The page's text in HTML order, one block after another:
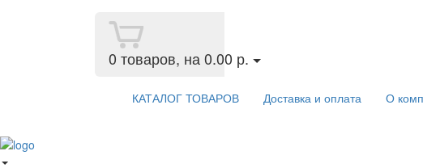
0 товаров, на 0.00 р.
КАТАЛОГ ТОВАРОВ Доставка и оплата О